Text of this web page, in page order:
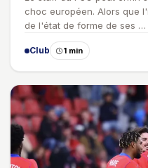
choc européen. Alors que
de l'état de forme de ses …
Club 1 min